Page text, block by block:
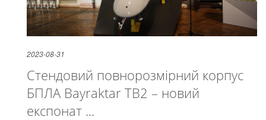
2023-08-31
Стендовий повнорозмірний корпус
БПЛА Bayraktar TB2 – новий
експонат ...